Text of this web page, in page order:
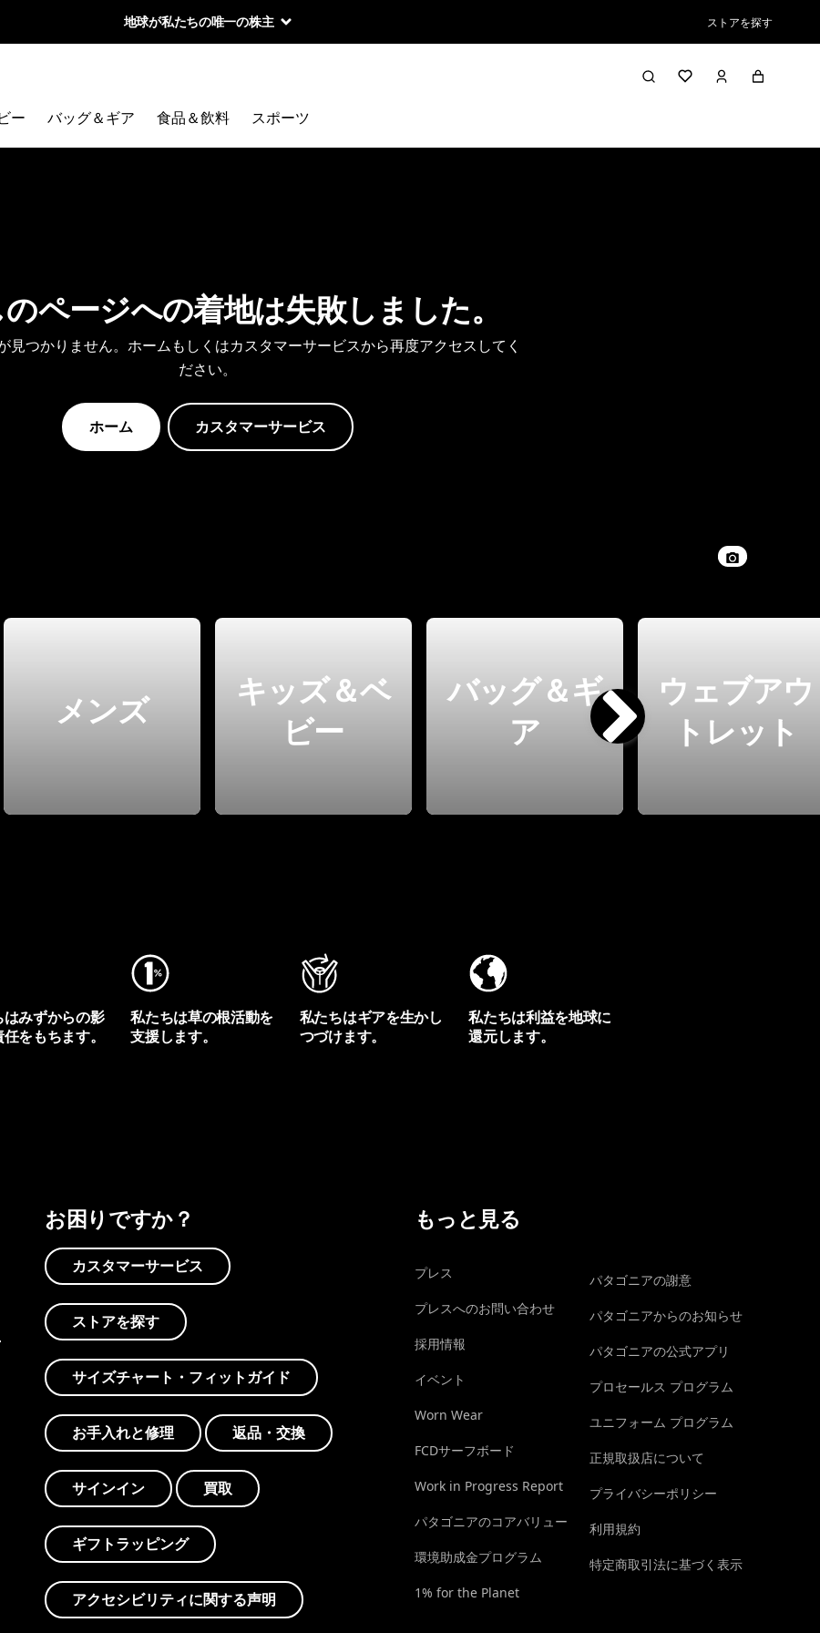
地球が私たちの唯一の株主 ストアを探す
ー バッグ＆ギア 食品＆飲料 スポーツ
ページへの着地は失敗しました。
見つかりません。ホームもしくはカスタマーサービスから再度アクセスしてく
ださい。
ホーム カスタマーサービス
メンズ
キッズ＆ベ
ビー
バッグ＆ギ
ア
ウェブアウ
トレット
はみずからの影
をもちます。
私たちは草の根活動を
支援します。
私たちはギアを生かし
つづけます。
私たちは利益を地球に
還元します。
お困りですか？
カスタマーサービス
ストアを探す
サイズチャート・フィットガイド
お手入れと修理 返品・交換
サインイン 買取
ギフトラッピング
アクセシビリティに関する声明
もっと見る
プレス
プレスへのお問い合わせ
採用情報
イベント
Worn Wear
FCDサーフボード
Work in Progress Report
パタゴニアのコアバリュー
環境助成金プログラム
1% for the Planet
パタゴニアの謝意
パタゴニアからのお知らせ
パタゴニアの公式アプリ
プロセールス プログラム
ユニフォーム プログラム
正規取扱店について
プライバシーポリシー
利用規約
特定商取引法に基づく表示